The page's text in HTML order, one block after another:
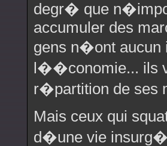
degr� que
accumuler des
gens n�ont
l��conomie... ils
r�partition de ses
Mais ceux qui
d�une vie